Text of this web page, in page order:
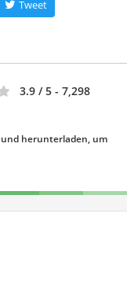
Tweet
3.9 / 5 - 7,298
herunterladen, um